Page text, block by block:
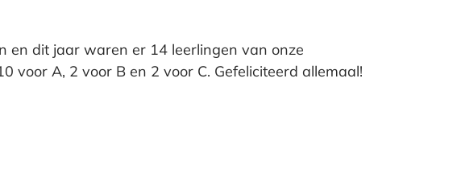
en dit jaar waren er 14 leerlingen van onze
voor A, 2 voor B en 2 voor C. Gefeliciteerd allemaal!